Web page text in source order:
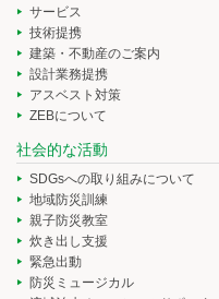
サービス
技術提携
建築・不動産のご案内
設計業務提携
アスベスト対策
ZEBについて
社会的な活動
SDGsへの取り組みについて
地域防災訓練
親子防災教室
炊き出し支援
緊急出動
防災ミュージカル